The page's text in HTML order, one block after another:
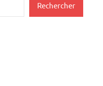
Rechercher